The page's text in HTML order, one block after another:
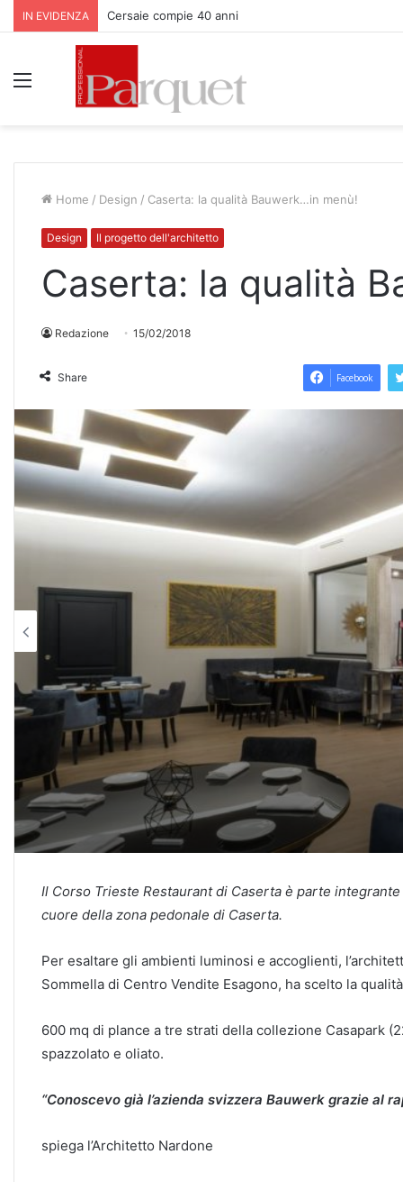
IN EVIDENZA Cersaie compie 40 anni
Home / Design / Caserta: la qualità Bauwerk…in menù!
Design Il progetto dell'architetto
Caserta: la qualità
Redazione 15/02/2018
Share Facebook
Il Corso Trieste Restaurant di Caserta è parte
cuore della zona pedonale di Caserta.
Per esaltare gli ambienti luminosi e accoglienti,
Sommella di Centro Vendite Esagono, ha scelto la
600 mq di plance a tre strati della collezione Casapark
spazzolato e oliato.
“Conoscevo già l’azienda svizzera Bauwerk grazie al
spiega l’Architetto Nardone